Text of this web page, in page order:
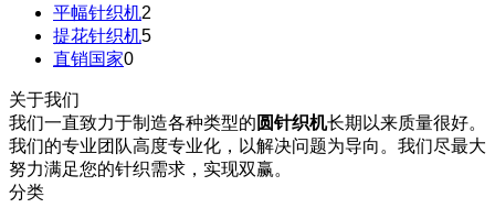
平幅针织机2
提花针织机5
直销国家0
关于我们
我们一直致力于制造各种类型的 圆针织机长期以来质量很好。
我们的专业团队高度专业化，以解决问题为导向。我们尽最大
努力满足您的针织需求，实现双赢。
分类